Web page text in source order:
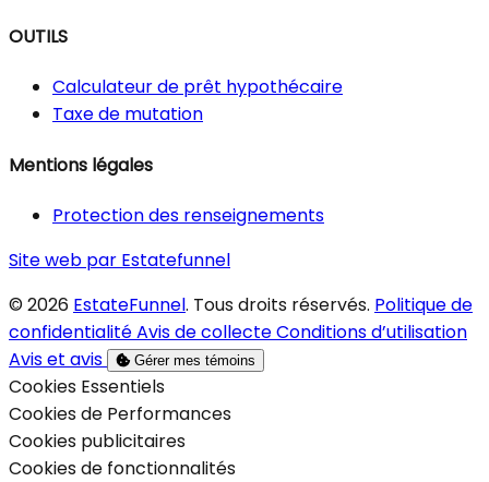
OUTILS
Calculateur de prêt hypothécaire
Taxe de mutation
Mentions légales
Protection des renseignements
Site web par Estatefunnel
© 2026 EstateFunnel. Tous droits réservés. Politique de
confidentialitéAvis de collecteConditions d’utilisation
Avis et avis
Gérer mes témoins
Activer
Cookies Essentiels
Activer
Cookies de Performances
Activer
Cookies publicitaires
Activer
Cookies de fonctionnalités